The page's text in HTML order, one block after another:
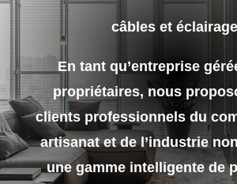
câbles et
En tant qu’entreprise
propriétaires, nous
clients professionnels du
artisanat et de l’industrie
une gamme intelligente de